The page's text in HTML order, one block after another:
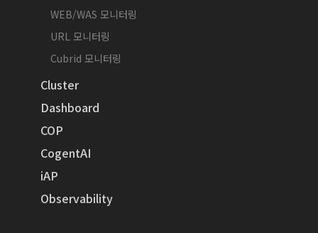
WEB/WAS 모니터링
URL 모니터링
Cubrid 모니터링
Cluster
Dashboard
COP
CogentAI
iAP
Observability